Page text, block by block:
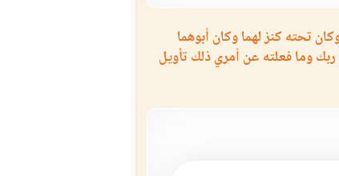
تحته كنز لهما وكان أبوهما
وما فعلته عن أمري ذلك تأويل